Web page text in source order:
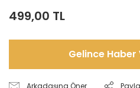
499,00 TL
Gelince Haber
Arkadaşına Öner